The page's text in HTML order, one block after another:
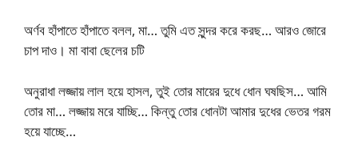
অর্ণব হাঁপাতে হাঁপাতে বলল, মা… তুমি এত সুন্দর করে করছ… আরও জোরে
চাপ দাও। মা বাবা ছেলের চটি
অনুরাধা লজ্জায় লাল হয়ে হাসল, তুই তোর মায়ের দুধে ধোন ঘষছিস… আমি
তোর মা… লজ্জায় মরে যাচ্ছি… কিন্তু তোর ধোনটা আমার দুধের ভেতর গরম
হয়ে যাচ্ছে…